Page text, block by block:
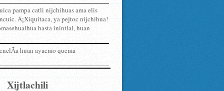
pampa catli nijchihuas ama elis
Â¡Xiquitaca, ya pejtoc nijchihua!
hasta inintlal, huan
huan ayacmo quema
Xijtlachili